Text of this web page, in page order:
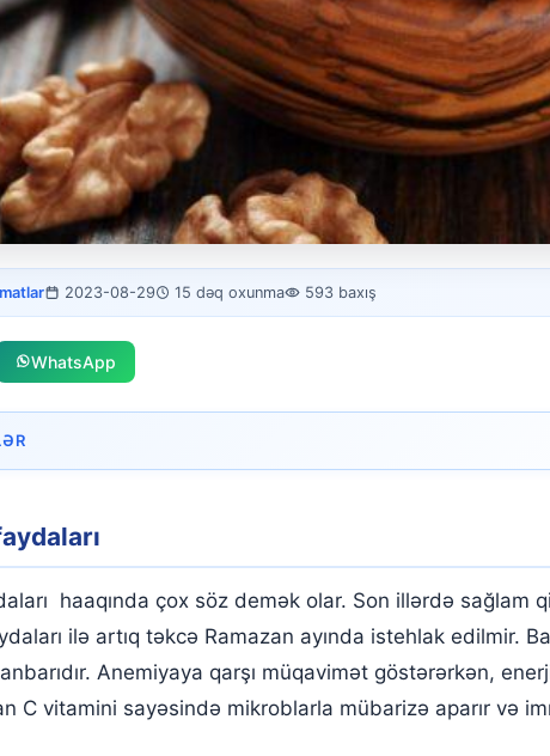
faydaları. Xurmanın
2023-08-29 15 dəq oxunma 593 baxış
WhatsApp
əlavə edin
Gücləndirir
Dəstəkləyir
haaqında çox söz demək olar. Son illərdə
ilə artıq təkcə Ramazan ayında istehlak edilmir.
Anemiyaya qarşı müqavimət göstərərkən,
C vitamini sayəsində mikroblarla mübarizə aparır və